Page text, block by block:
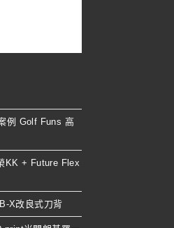
例 Golf Funs 高
KK + Future Flex
X改良式刀背